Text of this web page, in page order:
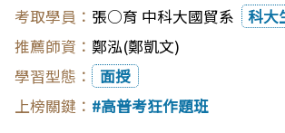
張○育 中科大國貿系
科大
鄭泓(鄭凱文)
面授
高普考狂作題班